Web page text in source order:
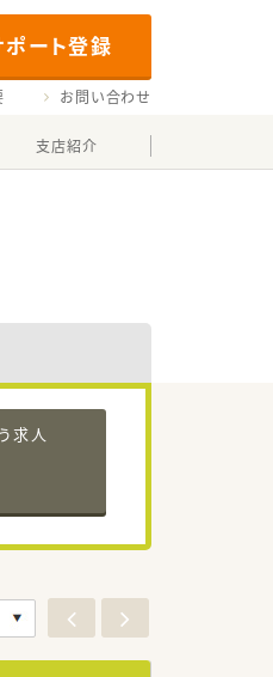
ポート登録
お問い合わせ
支店紹介
求人